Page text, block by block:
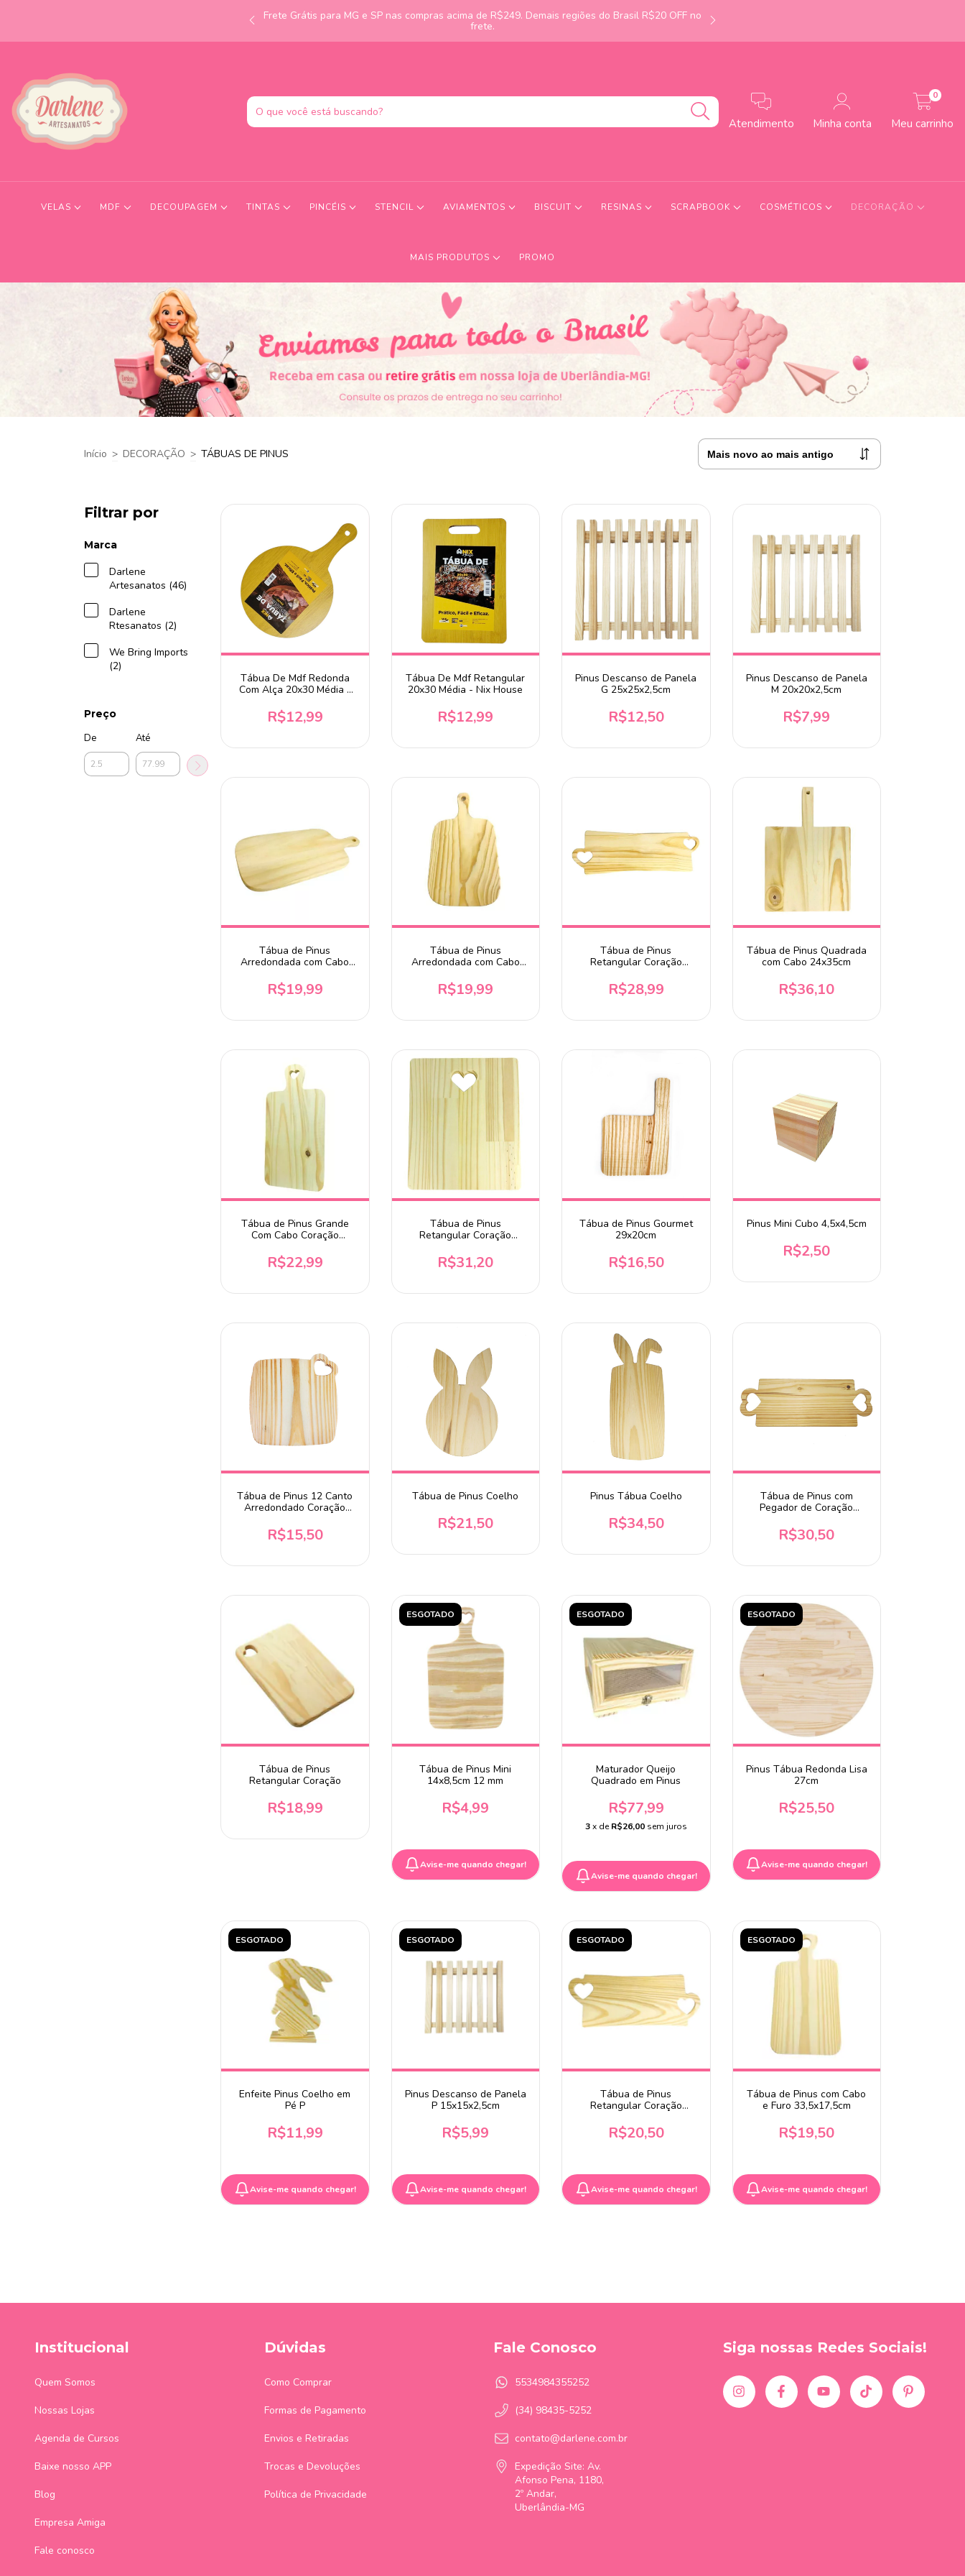
Frete Grátis para MG e SP nas compras acima de R$249. Demais regiões do Brasil R$20 OFF no
frete.
Atendimento Minha conta Meu carrinho
0
VELAS MDF DECOUPAGEM TINTAS PINCÉIS STENCIL AVIAMENTOS BISCUIT RESINAS SCRAPBOOK COSMÉTICOS DECORAÇÃO
MAIS PRODUTOS PROMO
Início > DECORAÇÃO > TÁBUAS DE PINUS
Filtrar por
Marca
Darlene
Artesanatos (46)
Darlene
Rtesanatos (2)
We Bring Imports
(2)
Preço
De
Até
Tábua De Mdf Redonda
Com Alça 20x30 Média -
R$12,99
Tábua De Mdf Retangular
20x30 Média - Nix House
R$12,99
Pinus Descanso de Panela
G 25x25x2,5cm
R$12,50
Pinus Descanso de Panela
M 20x20x2,5cm
R$7,99
Tábua de Pinus
Arredondada com Cabo
R$19,99
Tábua de Pinus
Arredondada com Cabo
R$19,99
Tábua de Pinus
Retangular Coração
R$28,99
Tábua de Pinus Quadrada
com Cabo 24x35cm
R$36,10
Tábua de Pinus Grande
Com Cabo Coração
R$22,99
Tábua de Pinus
Retangular Coração
R$31,20
Tábua de Pinus Gourmet
29x20cm
R$16,50
Pinus Mini Cubo 4,5x4,5cm
R$2,50
Tábua de Pinus 12 Canto
Arredondado Coração
R$15,50
Tábua de Pinus Coelho
R$21,50
Pinus Tábua Coelho
R$34,50
Tábua de Pinus com
Pegador de Coração
R$30,50
Tábua de Pinus
Retangular Coração
R$18,99
ESGOTADO
Tábua de Pinus Mini
14x8,5cm 12 mm
R$4,99
Avise-me quando chegar!
ESGOTADO
Maturador Queijo
Quadrado em Pinus
R$77,99
3 x deR$26,00 sem juros
Avise-me quando chegar!
ESGOTADO
Pinus Tábua Redonda Lisa
27cm
R$25,50
Avise-me quando chegar!
ESGOTADO
Enfeite Pinus Coelho em
Pé P
R$11,99
Avise-me quando chegar!
ESGOTADO
Pinus Descanso de Panela
P 15x15x2,5cm
R$5,99
Avise-me quando chegar!
ESGOTADO
Tábua de Pinus
Retangular Coração
R$20,50
Avise-me quando chegar!
ESGOTADO
Tábua de Pinus com Cabo
e Furo 33,5x17,5cm
R$19,50
Avise-me quando chegar!
Institucional
Quem Somos
Nossas Lojas
Agenda de Cursos
Baixe nosso APP
Blog
Empresa Amiga
Fale conosco
Dúvidas
Como Comprar
Formas de Pagamento
Envios e Retiradas
Trocas e Devoluções
Política de Privacidade
Fale Conosco
5534984355252
(34) 98435-5252
contato@darlene.com.br
Expedição Site: Av.
Afonso Pena, 1180,
2º Andar,
Uberlândia-MG
Siga nossas Redes Sociais!